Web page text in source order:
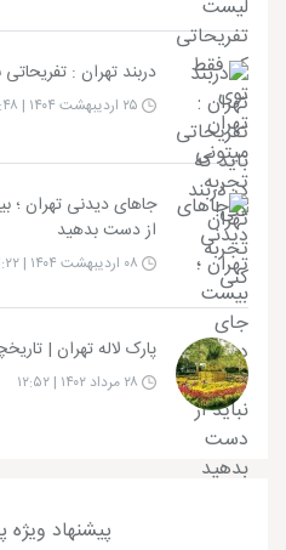
دربند تهران :
جاهای دیدنی تهران ؛
از دست بدهید
پارک لاله تهران |
پیشنهاد